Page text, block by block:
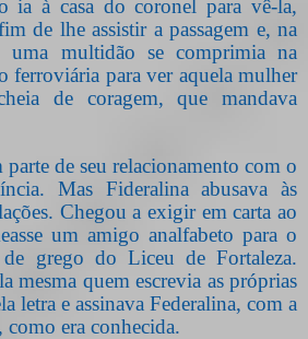
ia à casa do coronel para vê-la,
de lhe assistir a passagem e, na
uma multidão se comprimia na
ferroviária para ver aquela mulher
de coragem, que mandava
parte de seu relacionamento com o
Mas Fideralina abusava às
Chegou a exigir em carta ao
um amigo analfabeto para o
grego do Liceu de Fortaleza.
mesma quem escrevia as próprias
letra e assinava Federalina, com a
era conhecida.